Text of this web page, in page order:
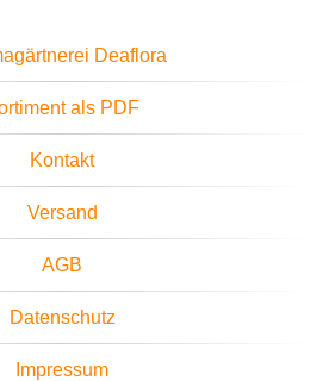
Deaflora
als PDF
Kontakt
Versand
AGB
Datenschutz
Impressum